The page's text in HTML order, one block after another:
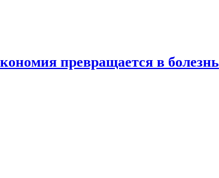
превращается в болезнь